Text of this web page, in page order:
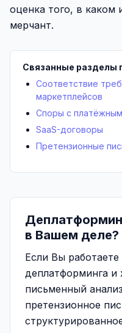
оценка того, в каком
мерчант.
Связанные разделы
Соответствие
маркетплейсов
Споры с
SaaS-договоры
Претензионные
в Вашем деле?
Если Вы
деплатформинга и
письменный
претензионное